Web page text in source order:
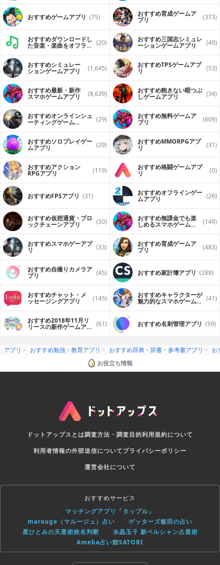
おすすめゲームアプリ (75) おすすめ育成ゲームア
プリ (373)
おすすめダウンロードし
た音楽・楽曲をオフライ (20) おすすめ三国志シミュレ
ーションゲームアプリ (49)
おすすめシミュレー
ションゲームアプリ (1,645) おすすめTPSゲームアプ
リ (53)
おすすめ最新・新作
スマホゲームアプリ (8,639) おすすめ飽きない暇つぶ
しゲームアプリ (34)
おすすめオンラインシュ
ーティングゲーム (29) おすすめ無料ゲームア
プリ (609)
おすすめソロプレイゲー
ムアプリ (29) おすすめ MMORPGアプ
リ (31)
おすすめアクション
RPGアプリ (119) おすすめ格闘ゲームアプ
リ (0)
おすすめFPSアプリ (31) おすすめオフラインゲー
ムアプリ (26)
おすすめ仮想通貨・ブロ
ックチェーンアプリ (50) おすすめ無課金でも楽
しめるスマホゲームア (149)
おすすめスマホゲーアプ
リ (33) おすすめ育成ゲームア
プリ (483)
おすすめ自撮りカメラア
プリ (45) おすすめ家計簿アプリ (288)
おすすめチャット・メ
ッセージングアプリ (145) おすすめキャラクターが
魅力的なスマホゲームア (41)
おすすめ2018年11月リ
リースの新作ゲームアプ (61) おすすめ名刺管理アプリ (59)
アプリ おすすめ勉強・教育アプリ おすすめ辞典・辞書・参考書アプリ
お
お役立ち情報
ドットアップスとは調査方法・調査目的利用規約について
利用者情報の外部送信についてプライバシーポリシー
運営会社について
おすすめサービス
マッチングアプリ「タップル」
marouge（マルージュ）占い
ゲッターズ飯田の占い
星ひとみの天星術姓名判断
水晶玉子 新ペルシャン占星術
Ameba占い館SATORI